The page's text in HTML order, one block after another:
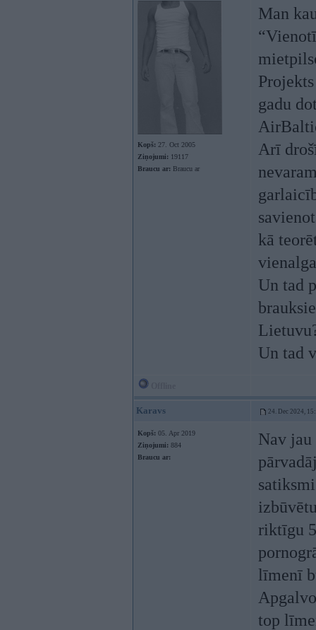
Kopš: 27. Oct 2005
Ziņojumi: 19117
Braucu ar: Braucu ar
Man
gadu
Arī
kā
Un tad
Un tad
Karavs 24. Dec 2024,
Kopš: 05. Apr 2019
Ziņojumi: 884
Braucu ar:
Nav
riktīgu
līmenī
top